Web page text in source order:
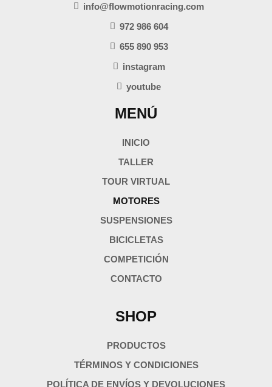
info@flowmotionracing.com
972 986 604
655 890 953
instagram
youtube
MENÚ
INICIO
TALLER
TOUR VIRTUAL
MOTORES
SUSPENSIONES
BICICLETAS
COMPETICIÓN
CONTACTO
SHOP
PRODUCTOS
TÉRMINOS Y CONDICIONES
POLÍTICA DE ENVÍOS Y DEVOLUCIONES